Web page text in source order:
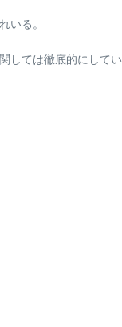
いる。
しては徹底的にして